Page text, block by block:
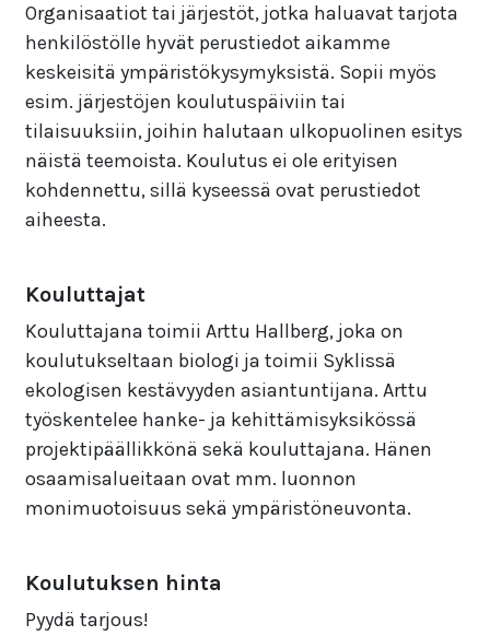
Organisaatiot tai järjestöt, jotka haluavat tarjota
henkilöstölle hyvät perustiedot aikamme
keskeisitä ympäristökysymyksistä. Sopii myös
esim. järjestöjen koulutuspäiviin tai
tilaisuuksiin, joihin halutaan ulkopuolinen esitys
näistä teemoista. Koulutus ei ole erityisen
kohdennettu, sillä kyseessä ovat perustiedot
aiheesta.
Kouluttajat
Kouluttajana toimii Arttu Hallberg, joka on
koulutukseltaan biologi ja toimii Syklissä
ekologisen kestävyyden asiantuntijana. Arttu
työskentelee hanke- ja kehittämisyksikössä
projektipäällikkönä sekä kouluttajana. Hänen
osaamisalueitaan ovat mm. luonnon
monimuotoisuus sekä ympäristöneuvonta.
Koulutuksen hinta
Pyydä tarjous!